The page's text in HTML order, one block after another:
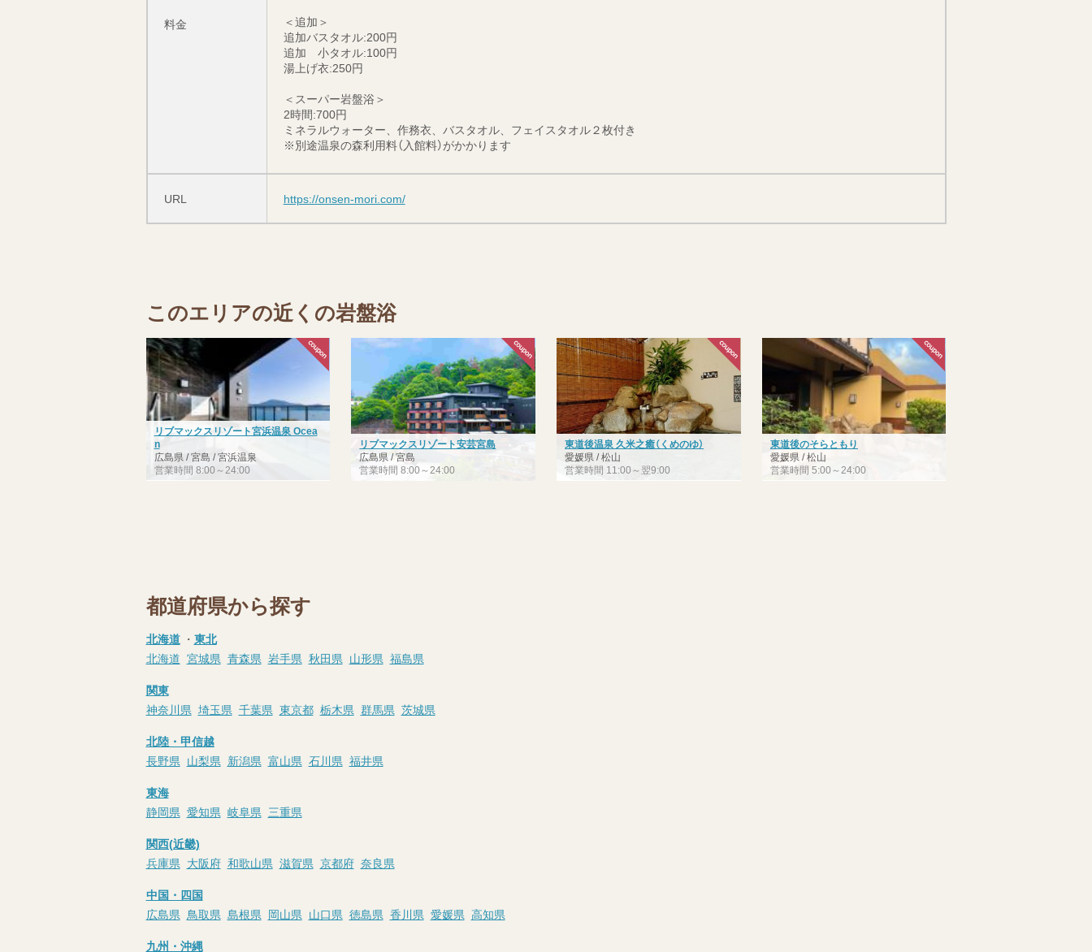
料金
＜追加＞
追加バスタオル:200円
追加 小タオル:100円
湯上げ衣:250円
＜スーパー岩盤浴＞
2時間:700円
ミネラルウォーター、作務衣、バスタオル、フェイスタオル２枚付き
※別途温泉の森利用料（入館料）がかかります
URL https://onsen-mori.com/
このエリアの近くの岩盤浴
リブマックスリゾート宮浜温泉 Ocea
n
広島県 / 宮島 / 宮浜温泉
営業時間 8:00～24:00
リブマックスリゾート安芸宮島
広島県 / 宮島
営業時間 8:00～24:00
東道後温泉 久米之癒（くめのゆ）
愛媛県 / 松山
営業時間 11:00～翌9:00
東道後のそらともり
愛媛県 / 松山
営業時間 5:00～24:00
都道府県から探す
北海道・ 東北
北海道 宮城県 青森県 岩手県 秋田県 山形県 福島県
関東
神奈川県 埼玉県 千葉県 東京都 栃木県 群馬県 茨城県
北陸・甲信越
長野県 山梨県 新潟県 富山県 石川県 福井県
東海
静岡県 愛知県 岐阜県 三重県
関西(近畿)
兵庫県 大阪府 和歌山県 滋賀県 京都府 奈良県
中国・四国
広島県 鳥取県 島根県 岡山県 山口県 徳島県 香川県 愛媛県 高知県
九州・沖縄